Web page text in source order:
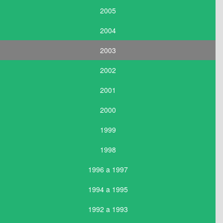
2005
2004
2003
2002
2001
2000
1999
1998
1996 a 1997
1994 a 1995
1992 a 1993